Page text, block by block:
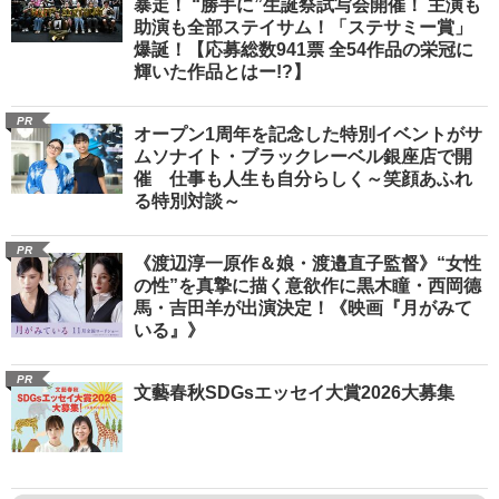
暴走！ “勝手に”生誕祭試写会開催！ 主演も
助演も全部ステイサム！「ステサミー賞」
爆誕！【応募総数941票 全54作品の栄冠に
輝いた作品とはー!?】
PR
オープン1周年を記念した特別イベントがサ
ムソナイト・ブラックレーベル銀座店で開
催 仕事も人生も自分らしく～笑顔あふれ
る特別対談～
PR
《渡辺淳一原作＆娘・渡邉直子監督》“女性
の性”を真摯に描く意欲作に黒木瞳・西岡德
馬・吉田羊が出演決定！《映画『月がみて
いる』》
PR
文藝春秋SDGsエッセイ大賞2026大募集